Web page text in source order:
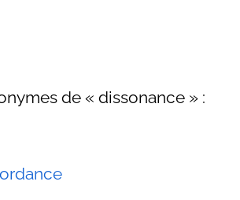
de « dissonance » :